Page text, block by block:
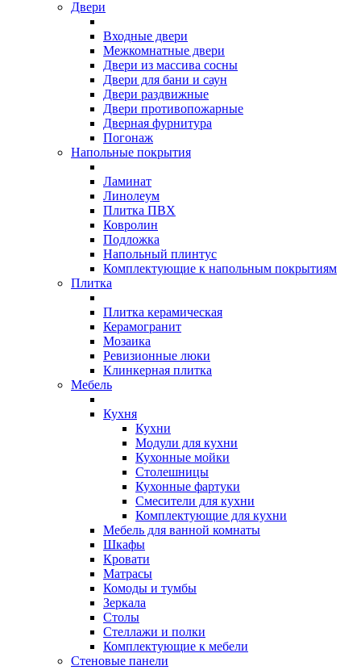
Двери
Входные двери
Межкомнатные двери
Двери из массива сосны
Двери для бани и саун
Двери раздвижные
Двери противопожарные
Дверная фурнитура
Погонаж
Напольные покрытия
Ламинат
Линолеум
Плитка ПВХ
Ковролин
Подложка
Напольный плинтус
Комплектующие к напольным покрытиям
Плитка
Плитка керамическая
Керамогранит
Мозаика
Ревизионные люки
Клинкерная плитка
Мебель
Кухня
Кухни
Модули для кухни
Кухонные мойки
Столешницы
Кухонные фартуки
Смесители для кухни
Комплектующие для кухни
Мебель для ванной комнаты
Шкафы
Кровати
Матрасы
Комоды и тумбы
Зеркала
Столы
Стеллажи и полки
Комплектующие к мебели
Стеновые панели